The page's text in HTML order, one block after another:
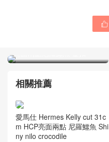

相關推薦
愛馬仕 Hermes Kelly cut 31c
m HCP亮面兩點 尼羅鱷魚 Shi
ny nilo crocodile